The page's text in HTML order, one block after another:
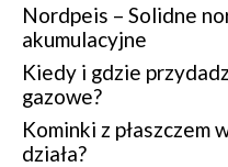
Nordpeis – Solidne
akumulacyjne
Kiedy i gdzie
gazowe?
Kominki z płaszczem
działa?